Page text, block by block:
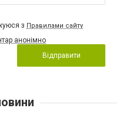
з Правилами сайту
анонімно
Відправити